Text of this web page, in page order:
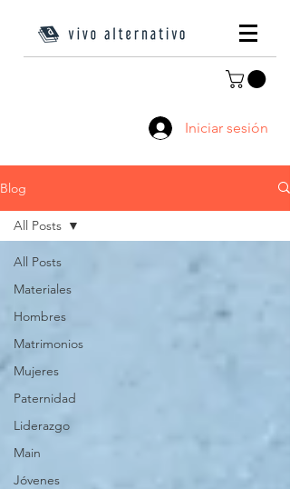
Iniciar sesión
Blog
All Posts
Materiales
Hombres
Matrimonios
Mujeres
Paternidad
Liderazgo
Main
Jóvenes
All Posts